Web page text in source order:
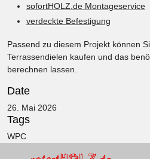
sofortHOLZ.de Montageservice
verdeckte Befestigung
Passend zu diesem Projekt können
Terrassendielen kaufen und das
berechnen lassen.
Date
26. Mai 2026
Tags
WPC